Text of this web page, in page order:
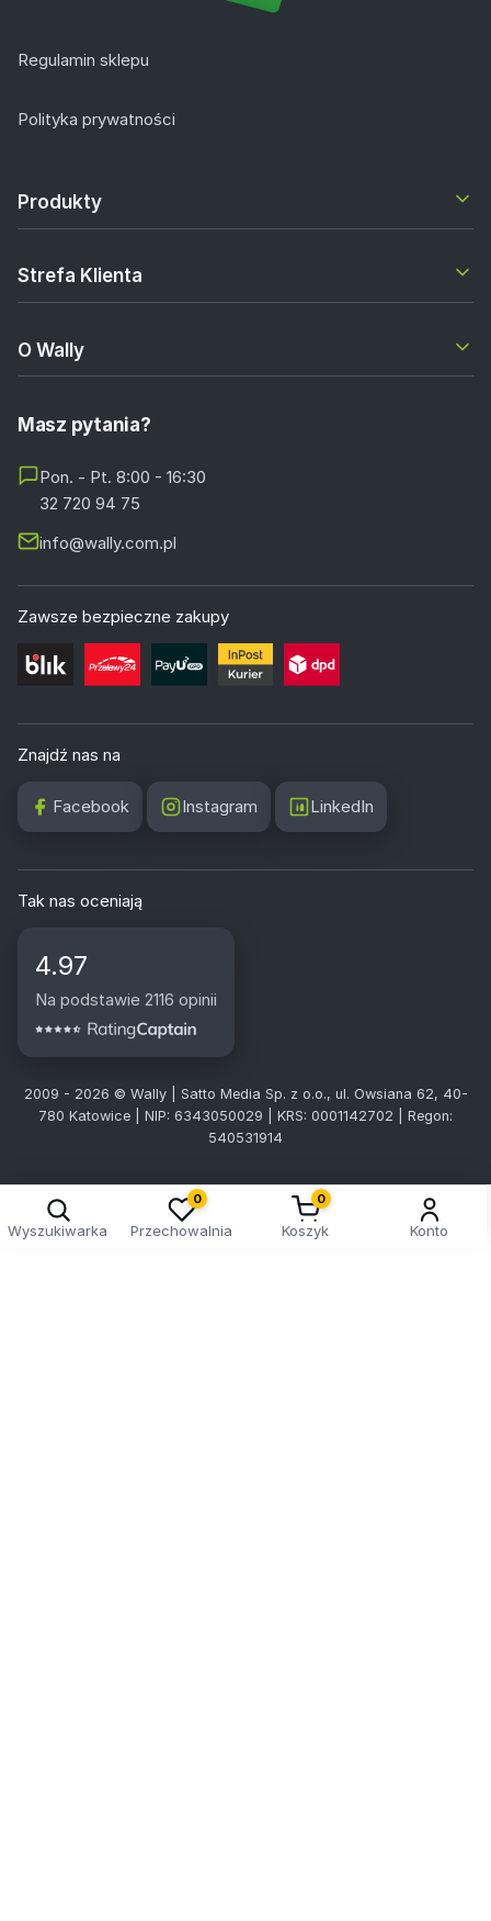
Regulamin sklepu
Polityka prywatności
Produkty
Strefa Klienta
O Wally
Masz pytania?
Pon. - Pt. 8:00 - 16:30
32 720 94 75
info@wally.com.pl
Zawsze bezpieczne zakupy
Znajdź nas na
Facebook Instagram LinkedIn
Tak nas oceniają
4.97
Na podstawie 2116 opinii
2009 - 2026 © Wally | Satto Media Sp. z o.o., ul. Owsiana 62, 40-
780 Katowice | NIP: 6343050029 | KRS: 0001142702 | Regon:
540531914
Wyszukiwarka
0
Przechowalnia
0
Koszyk Konto